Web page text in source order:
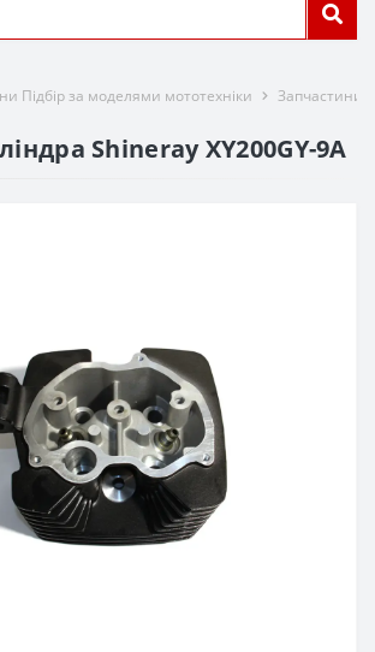
Підбір за моделями мототехніки Запчастини
Shineray XY200GY-9A